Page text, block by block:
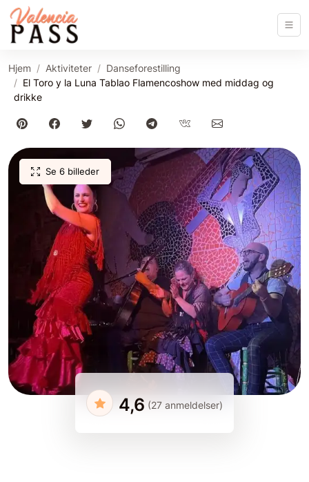
Hjem Aktiviteter
Danseforestilling
El Toro y la Luna Tablao Flamencoshow med middag og
drikke
Se 6 billeder
4,6 (27 anmeldelser)